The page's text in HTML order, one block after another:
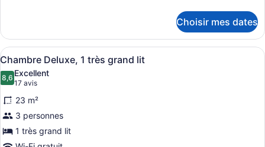
2
lits
doubles
Chambre
Deluxe,
2
doubles
Choisir mes dates
Afficher
toutes
les
photos
pour
ce
type
Un lit bien fait, avec du linge de
3
Chambre Deluxe, 1 très grand lit
8,68,6 sur 10
Excellent
17 avis
(17 avis)
23 m²
3 personnes
1 très grand lit